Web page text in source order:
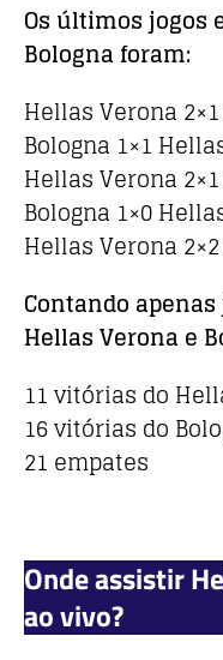
Os últimos jogos
Bologna foram:
Hellas Verona
Bologna 1×1
Hellas Verona
Bologna 1×0
Hellas Verona
Contando
Hellas Verona e
11 vitórias do
16 vitórias do
21 empates
Onde assistir
ao vivo?